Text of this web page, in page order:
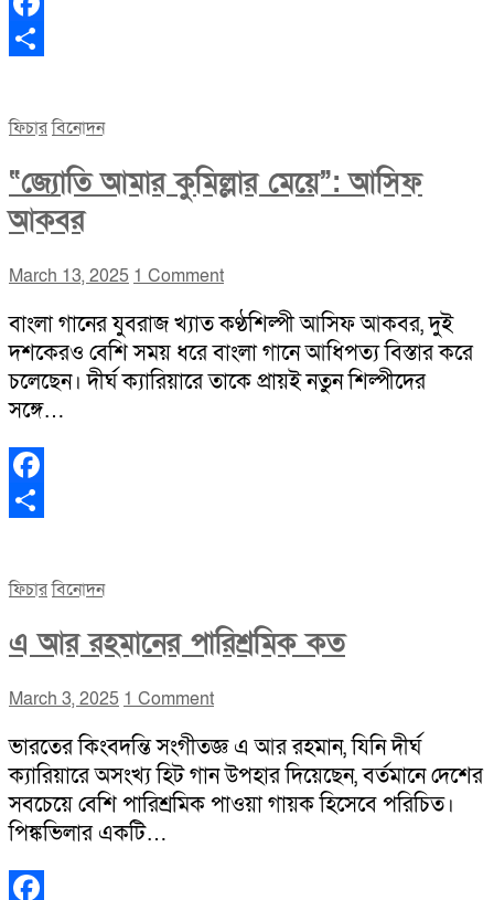
Facebook
ফিচারবিনোদন
“জ্যোতি আমার কুমিল্লার মেয়ে”: আসিফ
আকবর
March 13, 2025 1 Comment
বাংলা গানের যুবরাজ খ্যাত কণ্ঠশিল্পী আসিফ আকবর, দুই
দশকেরও বেশি সময় ধরে বাংলা গানে আধিপত্য বিস্তার করে
চলেছেন। দীর্ঘ ক্যারিয়ারে তাকে প্রায়ই নতুন শিল্পীদের
সঙ্গে…
Facebook
ফিচারবিনোদন
এ আর রহমানের পারিশ্রমিক কত
March 3, 2025 1 Comment
ভারতের কিংবদন্তি সংগীতজ্ঞ এ আর রহমান, যিনি দীর্ঘ
ক্যারিয়ারে অসংখ্য হিট গান উপহার দিয়েছেন, বর্তমানে দেশের
সবচেয়ে বেশি পারিশ্রমিক পাওয়া গায়ক হিসেবে পরিচিত।
পিঙ্কভিলার একটি…